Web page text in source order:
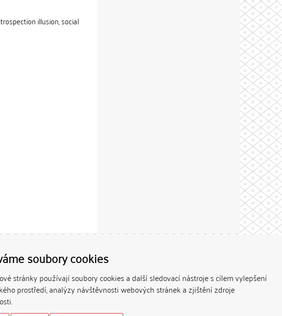
soubory cookies
stránky používají soubory cookies a další sledovací nástroje s cílem vylepšení
prostředí, analýzy návštěvnosti webových stránek a zjištění zdroje
illusion, social
constituent
vědeckou
purposes